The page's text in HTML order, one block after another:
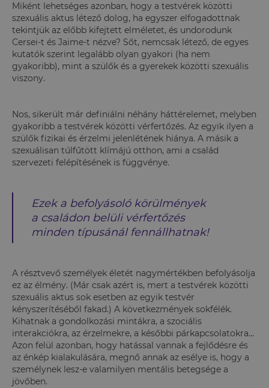
Miként lehetséges azonban, hogy a testvérek közötti
szexuális aktus létező dolog, ha egyszer elfogadottnak
tekintjük az előbb kifejtett elméletet, és undorodunk
Cersei-t és Jaime-t nézve? Sőt, nemcsak létező, de egyes
kutatók szerint legalább olyan gyakori (ha nem
gyakoribb), mint a szülők és a gyerekek közötti szexuális
viszony.
Nos, sikerült már definiálni néhány háttérelemet, melyben
gyakoribb a testvérek közötti vérfertőzés. Az egyik ilyen a
szülők fizikai és érzelmi jelenlétének hiánya. A másik a
szexuálisan túlfűtött klímájú otthon, ami a család
szervezeti felépítésének is függvénye.
Ezek a befolyásoló körülmények
a családon belüli vérfertőzés
minden típusánál fennállhatnak!
A résztvevő személyek életét nagymértékben befolyásolja
ez az élmény. (Már csak azért is, mert a testvérek közötti
szexuális aktus sok esetben az egyik testvér
kényszerítéséből fakad.) A következmények sokfélék.
Kihatnak a gondolkozási mintákra, a szociális
interakciókra, az érzelmekre, a későbbi párkapcsolatokra...
Azon felül azonban, hogy hatással vannak a fejlődésre és
az énkép kialakulására, megnő annak az esélye is, hogy a
személynek lesz-e valamilyen mentális betegsége a
jövőben.